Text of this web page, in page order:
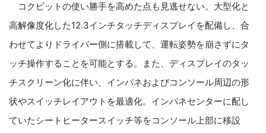
コクピットの使い勝手を高めた点も見逃せない。大型化と
高解像度化した12.3インチタッチディスプレイを配備し、合
わせてよりドライバー側に搭載して、運転姿勢を崩さずにタ
ッチ操作することを可能とする。また、ディスプレイのタッ
チスクリーン化に伴い、インパネおよびコンソール周辺の形
状やスイッチレイアウトを最適化。インパネセンターに配し
ていたシートヒータースイッチ等をコンソール上部に移設